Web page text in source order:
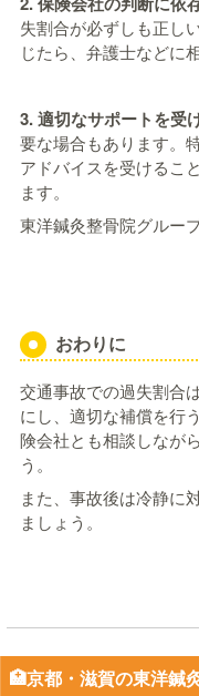
失割合が必ずしも正し
じたら、弁護士などに
3. 適切なサポートを受
要な場合もあります。
アドバイスを受けるこ
ます。
東洋鍼灸整骨院グルー
おわりに
交通事故での過失割合
にし、適切な補償を行
険会社とも相談しなが
う。
また、事故後は冷静に
ましょう。
🏥京都・滋賀の東洋鍼